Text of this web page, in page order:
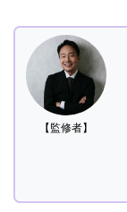
【監修者】